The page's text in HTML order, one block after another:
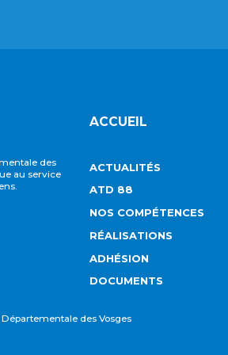
des
au service
ACCUEIL
ACTUALITÉS
ATD 88
NOS COMPÉTENCES
RÉALISATIONS
ADHÉSION
DOCUMENTS
des Vosges